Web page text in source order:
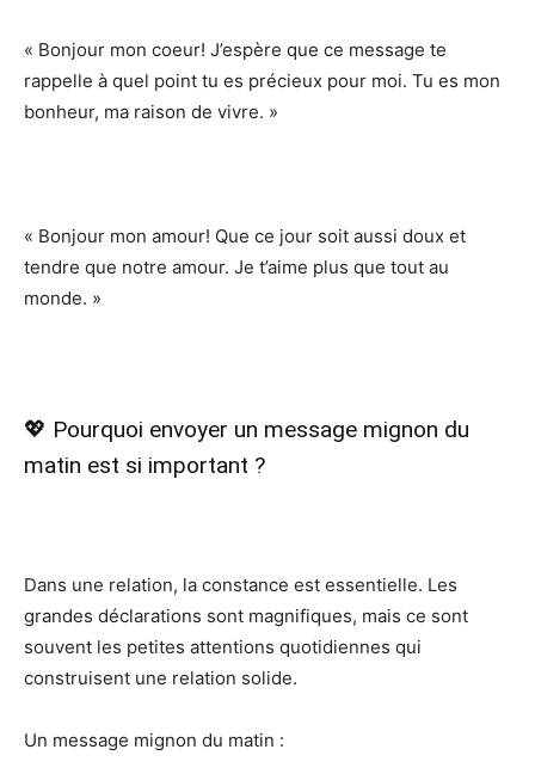
« Bonjour mon coeur! J’espère que ce message te
rappelle à quel point tu es précieux pour moi. Tu es mon
bonheur, ma raison de vivre. »
« Bonjour mon amour! Que ce jour soit aussi doux et
tendre que notre amour. Je t’aime plus que tout au
monde. »
💖 Pourquoi envoyer un message mignon du
matin est si important ?
Dans une relation, la constance est essentielle. Les
grandes déclarations sont magnifiques, mais ce sont
souvent les petites attentions quotidiennes qui
construisent une relation solide.
Un message mignon du matin :